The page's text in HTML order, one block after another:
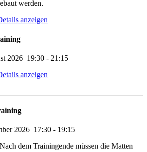
werden.
anzeigen
2026 19:30 - 21:15
anzeigen
2026 17:30 - 19:15
dem Trainingende müssen die Matten